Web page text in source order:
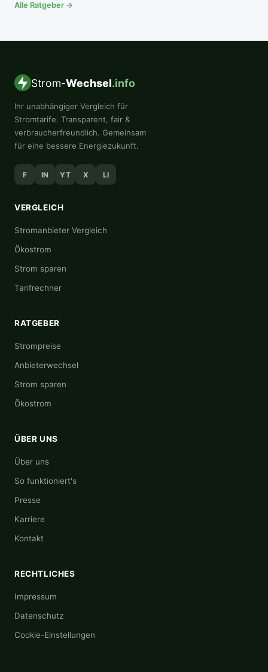
Alle Ratgeber →
Strom-Wechsel.info
Ihr unabhängiger Vergleich für
Stromtarife. Transparent, fair &
verbraucherfreundlich. Gemeinsam
für eine bessere Energiezukunft.
F IN YT X LI
VERGLEICH
Stromanbieter Vergleich
Ökostrom
Strom sparen
Tarifrechner
RATGEBER
Strompreise
Anbieterwechsel
Strom sparen
Ökostrom
ÜBER UNS
Über uns
So funktioniert's
Presse
Karriere
Kontakt
RECHTLICHES
Impressum
Datenschutz
Cookie-Einstellungen